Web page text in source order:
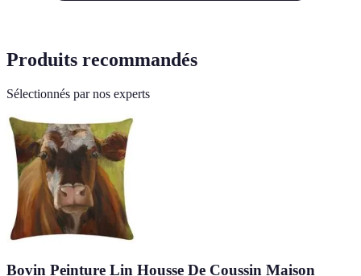
Produits recommandés
Sélectionnés par nos experts
Bovin Peinture Lin Housse De Coussin Maison